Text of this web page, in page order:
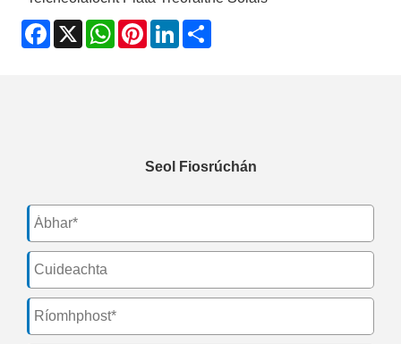
Facebook
X WhatsApp
PinterestLinkedIn
Seol Fiosrúchán